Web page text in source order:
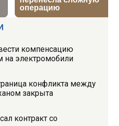
компенсацию
на электромобили
конфликта между
закрыта
контракт со